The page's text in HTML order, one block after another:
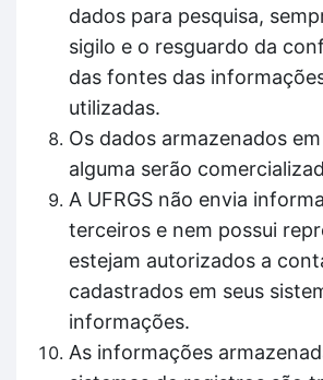
dados para pesquisa,
sigilo e o resguardo da
das fontes das
utilizadas.
Os dados armazenados
alguma serão
A UFRGS não envia
terceiros e nem possui
estejam autorizados a
cadastrados em seus
informações.
As informações